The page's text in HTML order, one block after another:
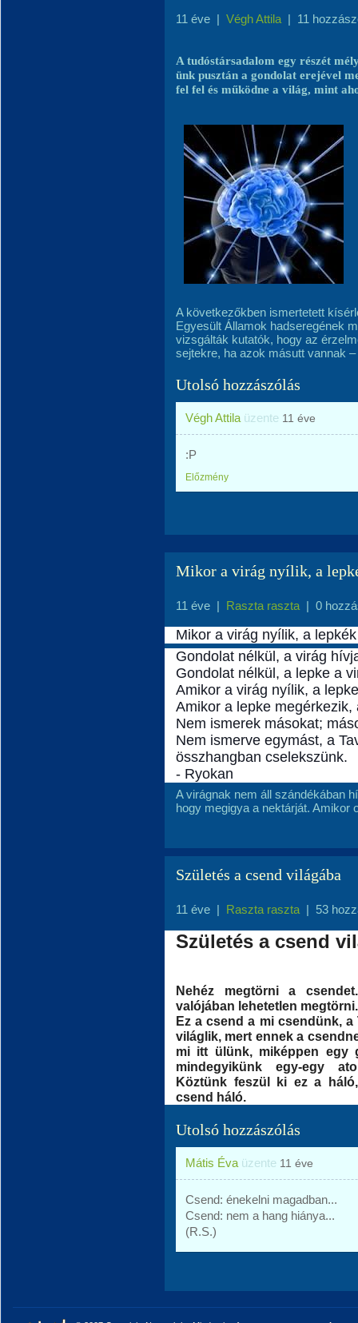
11 éve | Végh Attila | 11
A tudóstársadalom egy részét
ünk pusztán a gondolat erejével
fel fel és működne a világ, mint
A következőkben ismertetett
Egyesült Államok hadseregének
vizsgálták kutatók, hogy az
sejtekre, ha azok másutt vannak
Utolsó hozzászólás
Végh Attila üzente 11 éve
:P
Előzmény
Mikor a virág nyílik, a
11 éve | Raszta raszta | 0
Mikor a virág nyílik, a
Gondolat nélkül, a virág
Gondolat nélkül, a lepke a
Amikor a virág nyílik, a
Amikor a lepke megérkezik,
Nem ismerek másokat;
Nem ismerve egymást, a
összhangban cselekszünk.
- Ryokan
A virágnak nem áll szándékában
hogy megigya a nektárját. Amikor
Születés a csend világába
11 éve | Raszta raszta | 53
Születés a csend
Nehéz megtörni a
valójában lehetetlen megtörni.
Ez a csend a mi csendünk,
világlik, mert ennek a
mi itt ülünk, miképpen egy
mindegyikünk egy-egy
Köztünk feszül ki ez a
csend háló.
Utolsó hozzászólás
Mátis Éva üzente 11 éve
Csend: énekelni magadban...
Csend: nem a hang hiánya...
(R.S.)